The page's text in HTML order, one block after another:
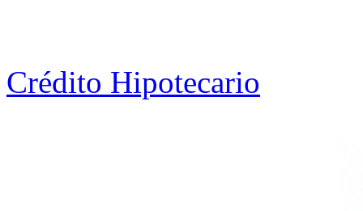
Crédito Hipotecario